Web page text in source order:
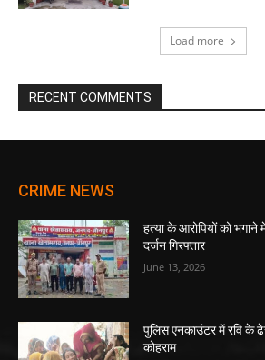
Load more
RECENT COMMENTS
CRIME NEWS
हत्या के आरोपियों को
दर्जन गिरफ्तार
June 13, 2026
पुलिस एनकाउंटर में रवि के
कोहराम